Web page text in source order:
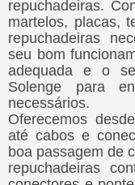
repuchadeiras.
martelos, placas,
repuchadeiras
seu bom
adequada e o
Solenge para
necessários.
Oferecemos
até cabos e
boa passagem de
repuchadeiras